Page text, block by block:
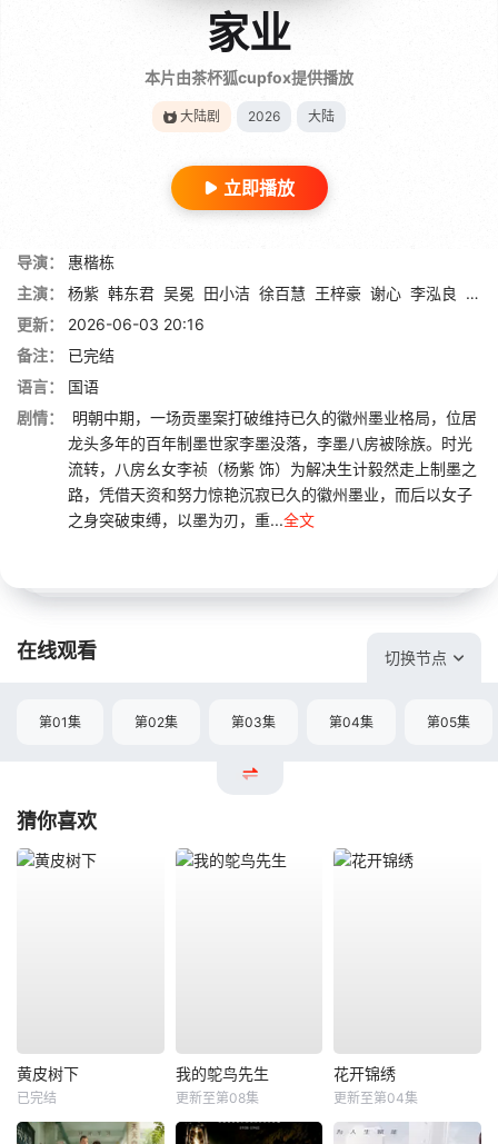
家业
本片由茶杯狐cupfox提供播放
大陆剧 2026 大陆
立即播放
导演：
惠楷栋
主演：
杨紫 韩东君 吴冕 田小洁 徐百慧 王梓豪 谢心 李泓良 杨斯
更新：
2026-06-03 20:16
备注：
已完结
语言：
国语
剧情：
明朝中期，一场贡墨案打破维持已久的徽州墨业格局，位居
龙头多年的百年制墨世家李墨没落，李墨八房被除族。时光
流转，八房幺女李祯（杨紫 饰）为解决生计毅然走上制墨之
路，凭借天资和努力惊艳沉寂已久的徽州墨业，而后以女子
之身突破束缚，以墨为刃，重...全文
在线观看 切换节点
第01集 第02集 第03集 第04集 第05集
猜你喜欢
黄皮树下
已完结
我的鸵鸟先生
更新至第08集
花开锦绣
更新至第04集